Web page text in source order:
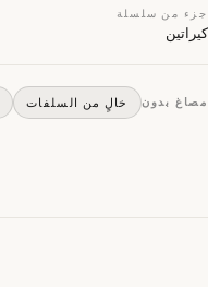
من سلسلة
بدون خالٍ من السلفات